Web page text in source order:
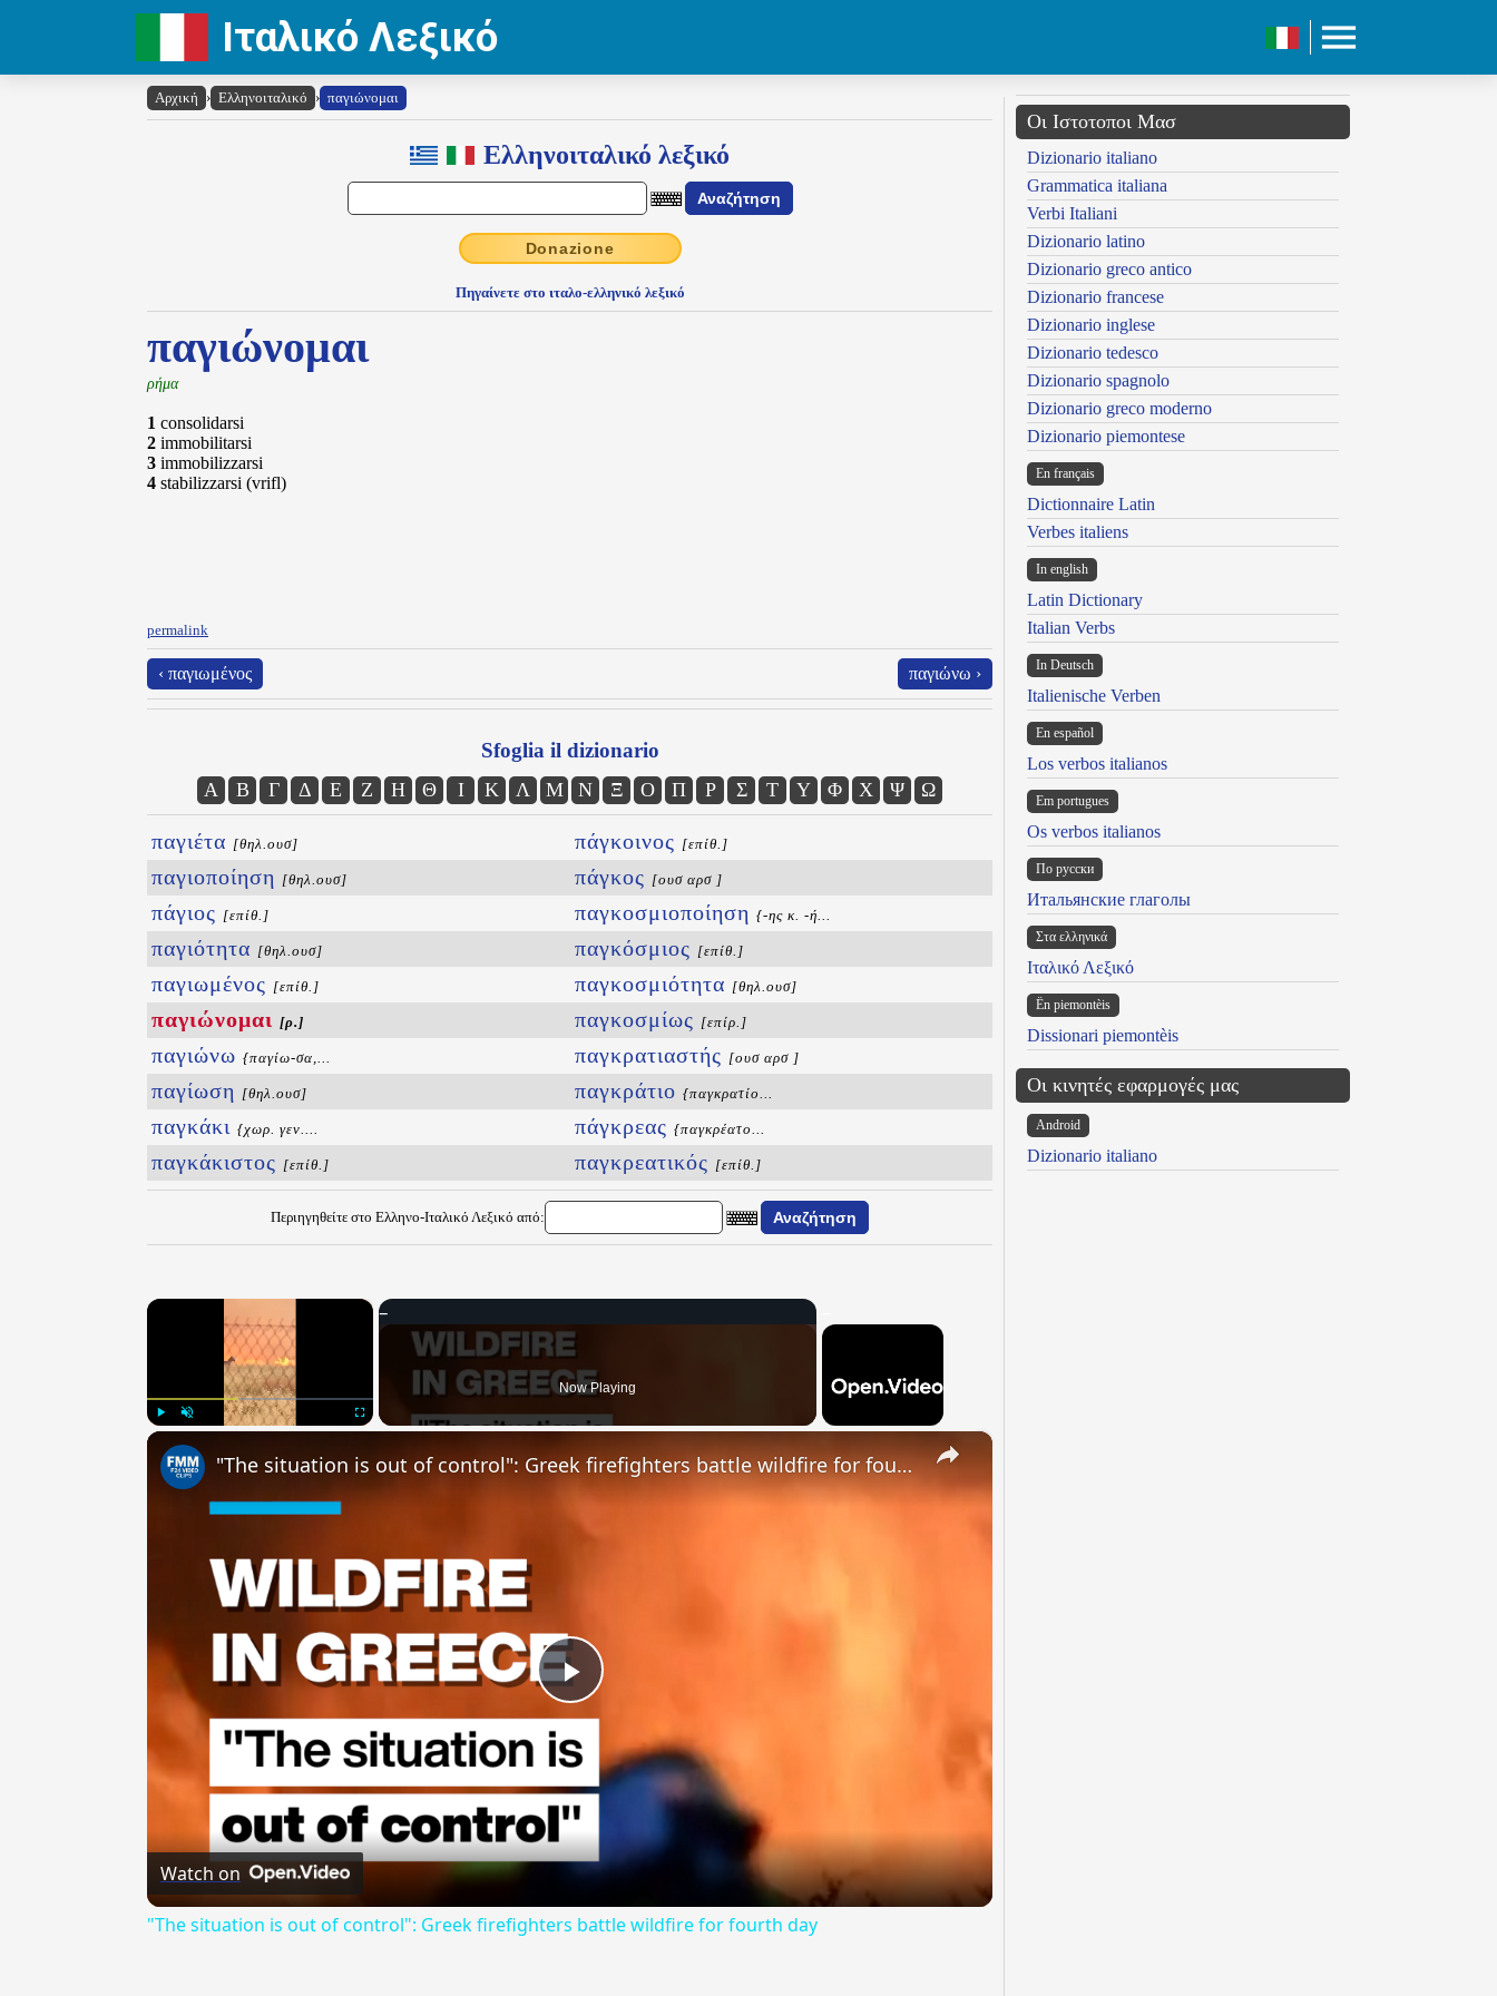
Ιταλικό Λεξικό
Αρχική › Ελληνοιταλικό › παγιώνομαι
Ελληνοιταλικό λεξικό
Donazione
Πηγαίνετε στο ιταλο-ελληνικό λεξικό
παγιώνομαι
ρήμα
1 consolidarsi
2 immobilitarsi
3 immobilizzarsi
4 stabilizzarsi (vrifl)
permalink
‹ παγιωμένος παγιώνω ›
Sfoglia il dizionario
Α Β Γ Δ Ε Ζ Η Θ Ι Κ Λ Μ Ν Ξ Ο Π Ρ Σ Τ Υ Φ Χ Ψ Ω
παγιέτα [θηλ.ουσ]
παγιοποίηση [θηλ.ουσ]
πάγιος [επίθ.]
παγιότητα [θηλ.ουσ]
παγιωμένος [επίθ.]
παγιώνομαι [ρ.]
παγιώνω {παγίω-σα,...
παγίωση [θηλ.ουσ]
παγκάκι {χωρ. γεν....
παγκάκιστος [επίθ.]
πάγκοινος [επίθ.]
πάγκος [ουσ αρσ ]
παγκοσμιοποίηση {-ης κ. -ή...
παγκόσμιος [επίθ.]
παγκοσμιότητα [θηλ.ουσ]
παγκοσμίως [επίρ.]
παγκρατιαστής [ουσ αρσ ]
παγκράτιο {παγκρατίο...
πάγκρεας {παγκρέατο...
παγκρεατικός [επίθ.]
Περιηγηθείτε στο Ελληνο-Ιταλικό Λεξικό από:
×
Now Playing
×
Play
Video
"The situation is out of control": Greek firefighters battle wildfire for fourth day
Watch on
"The situation is out of control": Greek firefighters battle wildfire for fourth day
Οι Ιστοτοποι Μασ
Dizionario italiano
Grammatica italiana
Verbi Italiani
Dizionario latino
Dizionario greco antico
Dizionario francese
Dizionario inglese
Dizionario tedesco
Dizionario spagnolo
Dizionario greco moderno
Dizionario piemontese
En français
Dictionnaire Latin
Verbes italiens
In english
Latin Dictionary
Italian Verbs
In Deutsch
Italienische Verben
En español
Los verbos italianos
Em portugues
Os verbos italianos
По русски
Итальянские глаголы
Στα ελληνικά
Ιταλικό Λεξικό
Ën piemontèis
Dissionari piemontèis
Οι κινητές εφαρμογές μας
Android
Dizionario italiano